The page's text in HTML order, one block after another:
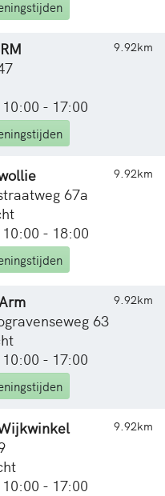
9.92km
- 17:00
9.92km
67a
- 18:00
9.92km
63
- 17:00
9.92km
- 17:00